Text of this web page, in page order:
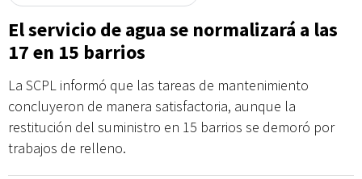
El servicio de agua se normalizará a las
17 en 15 barrios
La SCPL informó que las tareas de mantenimiento
concluyeron de manera satisfactoria, aunque la
restitución del suministro en 15 barrios se demoró por
trabajos de relleno.